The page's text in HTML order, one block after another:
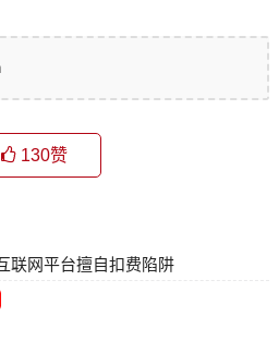
130赞
联网平台擅自扣费陷阱